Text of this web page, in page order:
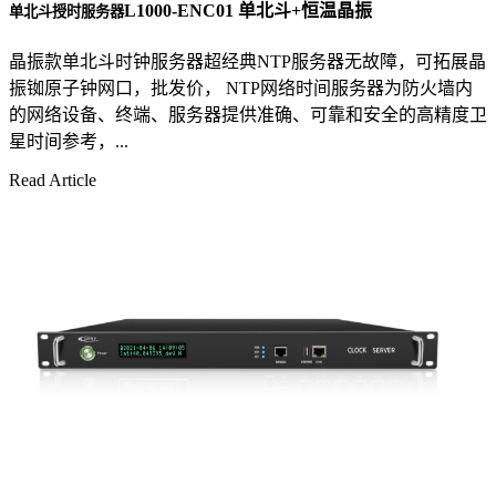
单北斗授时服务器L1000-ENC01 单北斗+恒温晶振
晶振款单北斗时钟服务器超经典NTP服务器无故障，可拓展晶
振铷原子钟网口，批发价， NTP网络时间服务器为防火墙内
的网络设备、终端、服务器提供准确、可靠和安全的高精度卫
星时间参考，...
Read Article